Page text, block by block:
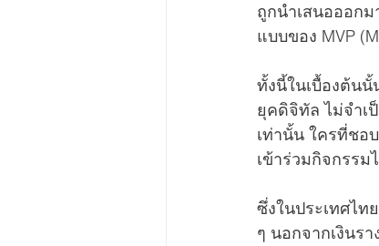
ถูกนำเสนอออกม
แบบของ MVP
ทั้งนี้ในเบื้องต้น
ยุคดิจิทัล ไม่จำเ
เท่านั้น ใครที่ชอ
เข้าร่วมกิจกรรม
ซึ่งในประเทศไ
ๆ นอกจากเงินร